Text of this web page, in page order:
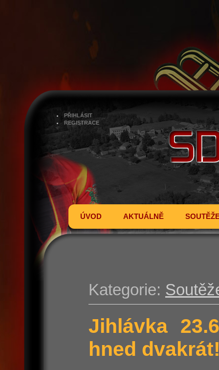
PŘIHLÁSIT
REGISTRACE
ÚVOD AKTUÁLNĚ
Kategorie:
Jihlávka
hned